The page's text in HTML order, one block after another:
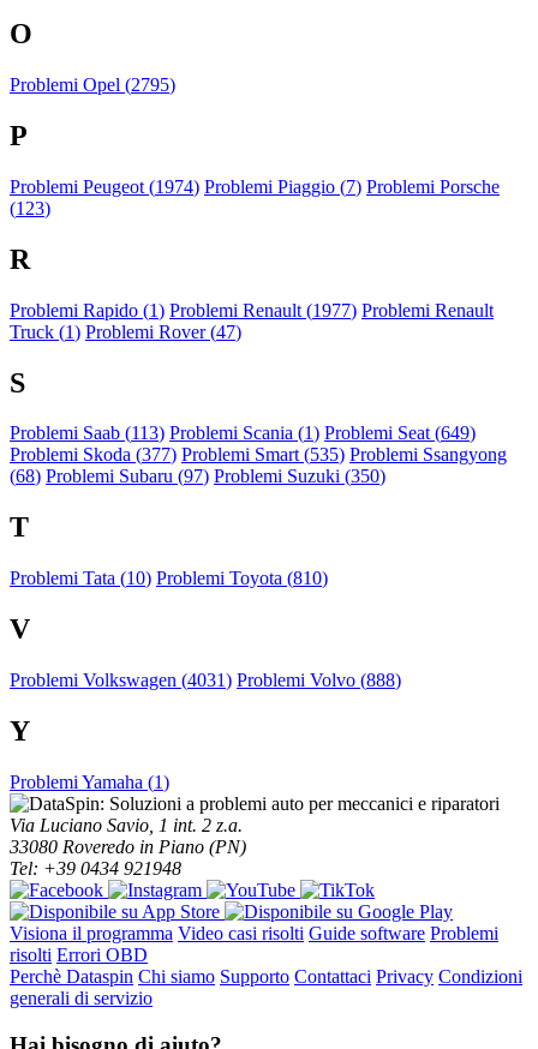
O
Problemi Opel (2795)
P
Problemi Peugeot (1974) Problemi Piaggio (7) Problemi Porsche
(123)
R
Problemi Rapido (1) Problemi Renault (1977) Problemi Renault
Truck (1) Problemi Rover (47)
S
Problemi Saab (113) Problemi Scania (1) Problemi Seat (649)
Problemi Skoda (377) Problemi Smart (535) Problemi Ssangyong
(68) Problemi Subaru (97) Problemi Suzuki (350)
T
Problemi Tata (10) Problemi Toyota (810)
V
Problemi Volkswagen (4031) Problemi Volvo (888)
Y
Problemi Yamaha (1)
Via Luciano Savio, 1 int. 2 z.a.
33080 Roveredo in Piano (PN)
Tel: +39 0434 921948
Visiona il programma Video casi risolti Guide software Problemi
risolti Errori OBD
Perchè Dataspin Chi siamo Supporto Contattaci Privacy Condizioni
generali di servizio